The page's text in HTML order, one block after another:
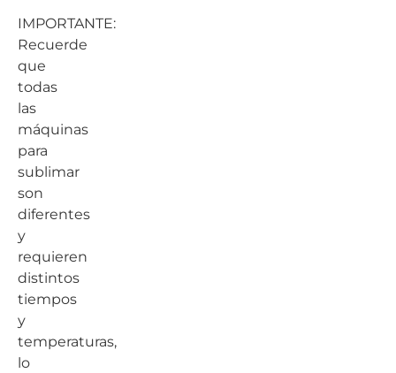
IMPORTANTE:
Recuerde
que
todas
las
máquinas
para
sublimar
son
diferentes
y
requieren
distintos
tiempos
y
temperaturas,
lo